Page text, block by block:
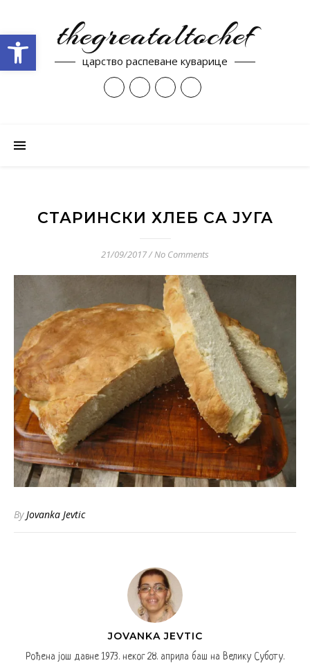
thegreataltochef
царство распеване куварице
СТАРИНСКИ ХЛЕБ СА ЈУГА
21/09/2017/No Comments
ByJovanka Jevtic
JOVANKA JEVTIC
Рођена још давне 1973. неког 28. априла баш на Велику Суботу.
Open toolbar